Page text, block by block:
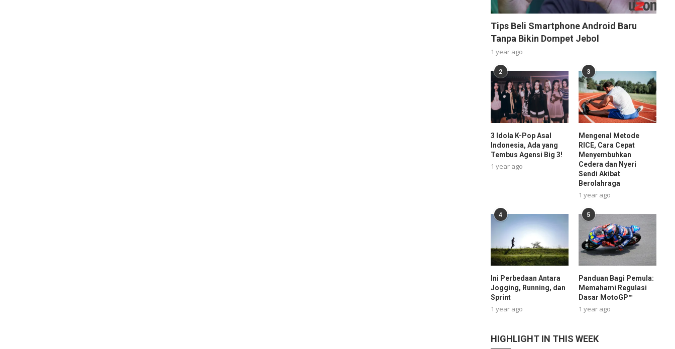
Tips Beli Smartphone Android Baru
Tanpa Bikin Dompet Jebol
1 year ago
2
3 Idola K-Pop Asal
Indonesia, Ada yang
Tembus Agensi Big 3!
1 year ago
3
Mengenal Metode
RICE, Cara Cepat
Menyembuhkan
Cedera dan Nyeri
Sendi Akibat
Berolahraga
1 year ago
4
Ini Perbedaan Antara
Jogging, Running, dan
Sprint
1 year ago
5
Panduan Bagi Pemula:
Memahami Regulasi
Dasar MotoGP™
1 year ago
HIGHLIGHT IN THIS WEEK